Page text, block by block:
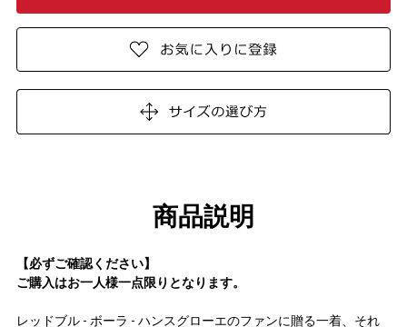
商品説明
【必ずご確認ください】
ご購入はお一人様一点限りとなります。
レッドブル - ボーラ - ハンスグローエのファンに贈る一着、それ